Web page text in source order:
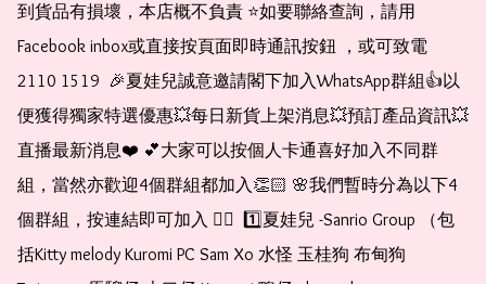
到貨品有損壞，本店概不負責 ⭐️如要聯絡查詢，請用
Facebook inbox或直接按頁面即時通訊按鈕 ，或可致電
2110 1519  🎉夏娃兒誠意邀請閣下加入WhatsApp群組👍以
便獲得獨家特選優惠💥每日新貨上架消息💥預訂產品資訊💥
直播最新消息❤️ 💕大家可以按個人卡通喜好加入不同群
組，當然亦歡迎4個群組都加入👏🏻 🌸我們暫時分為以下4
個群組，按連結即可加入 👇🏻  1️⃣夏娃兒 -Sanrio Group （包
括Kitty melody Kuromi PC Sam Xo 水怪 玉桂狗 布甸狗